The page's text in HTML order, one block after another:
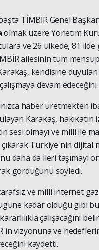
TİMBİR Genel
olmak üzere Yönetim
ve 26 ülkede, 81 ilde
ailesinin tüm
kendisine
devam
haber üretmekten
Karakaş, hakikatin
sesi olmayı ve milli ile
Türkiye'nin dijital
daha da ileri taşımayı
gördüğünü söyledi.
ve milli internet
kadar olduğu gibi
çalışacağını
vizyonuna ve
kaydetti.